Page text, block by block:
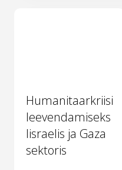
Humanitaarkriisi
leevendamiseks
Iisraelis ja Gaza
sektoris